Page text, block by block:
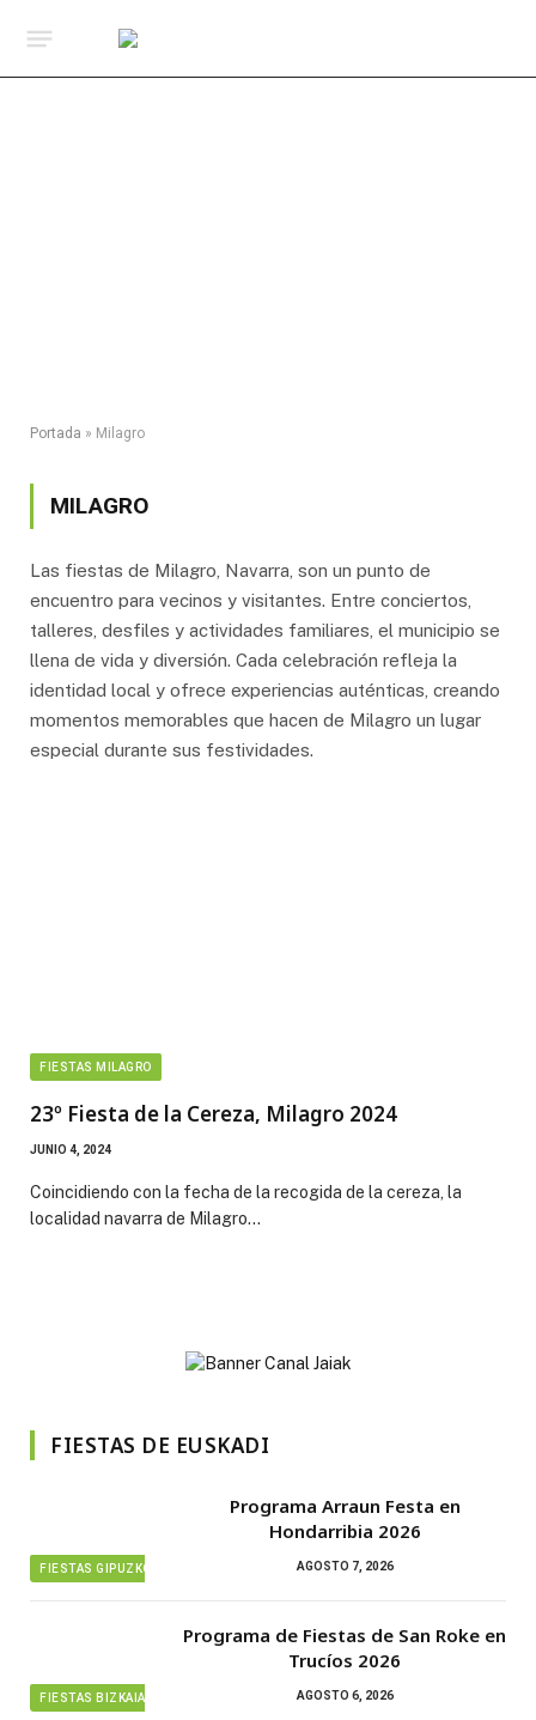
Portada » Milagro
MILAGRO
Las fiestas de Milagro, Navarra, son un punto de
encuentro para vecinos y visitantes. Entre conciertos,
talleres, desfiles y actividades familiares, el municipio se
llena de vida y diversión. Cada celebración refleja la
identidad local y ofrece experiencias auténticas, creando
momentos memorables que hacen de Milagro un lugar
especial durante sus festividades.
FIESTAS MILAGRO
23º Fiesta de la Cereza, Milagro 2024
JUNIO 4, 2024
Coincidiendo con la fecha de la recogida de la cereza, la
localidad navarra de Milagro…
FIESTAS DE EUSKADI
FIESTAS GIPUZKOA
Programa Arraun Festa en
Hondarribia 2026
AGOSTO 7, 2026
FIESTAS BIZKAIA
Programa de Fiestas de San Roke en
Trucíos 2026
AGOSTO 6, 2026